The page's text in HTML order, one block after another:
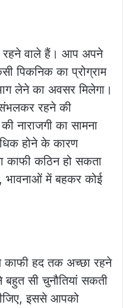
रहने वाले हैं। आप अपने
पिकनिक का प्रोग्राम
लेने का अवसर मिलेगा।
रहने की
नाराजगी का सामना
होने के कारण
काफी कठिन हो सकता
में बहकर कोई
काफी हद तक अच्छा रहने
सी चुनौतियां सकती
इससे आपको